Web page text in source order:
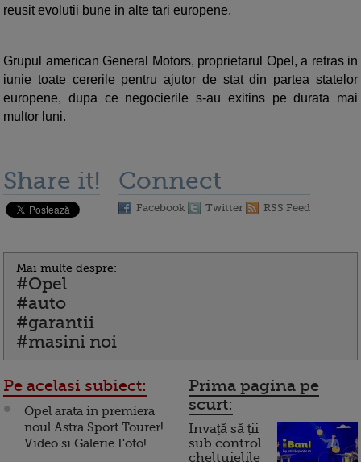
reusit evolutii bune in alte tari europene.
Grupul american General Motors, proprietarul Opel, a retras in
iunie toate cererile pentru ajutor de stat din partea statelor
europene, dupa ce negocierile s-au exitins pe durata mai
multor luni.
Share it! Connect
Facebook Twitter RSS Feed
Mai multe despre:
#Opel
#auto
#garantii
#masini noi
Pe acelasi subiect:
Opel arata in premiera
noul Astra Sport Tourer!
Video si Galerie Foto!
Prima pagina pe
scurt:
Invață să ții
sub control
cheltuielile